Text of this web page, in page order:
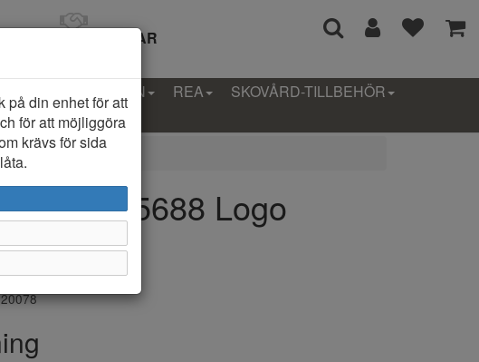
ÖPPET KÖP I 14 DAGAR
PROVKOLLEKTION REA
SKOVÅRD-TILLBEHÖR
10005688 Logo
på din enhet för att
för att möjliggöra
krävs för sida